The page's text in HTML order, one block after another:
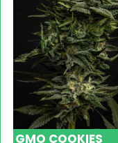
GMO COOKIES